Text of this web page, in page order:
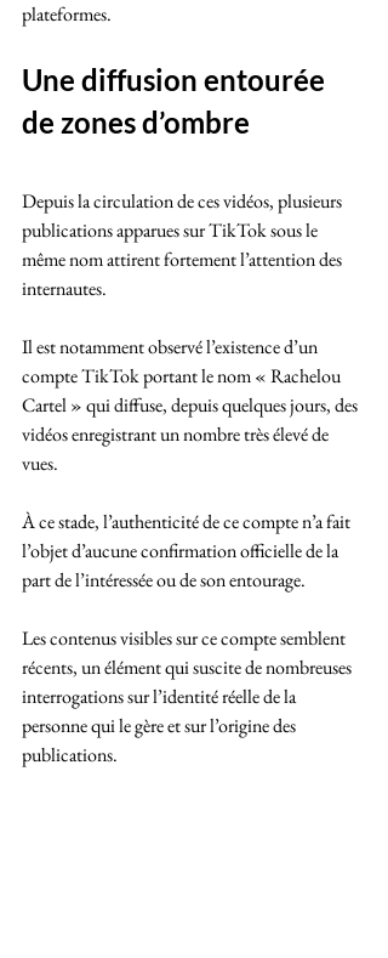
plateformes.
Une diffusion entourée
de zones d’ombre
Depuis la circulation de ces vidéos, plusieurs
publications apparues sur TikTok sous le
même nom attirent fortement l’attention des
internautes.
Il est notamment observé l’existence d’un
compte TikTok portant le nom « Rachelou
Cartel » qui diffuse, depuis quelques jours, des
vidéos enregistrant un nombre très élevé de
vues.
À ce stade, l’authenticité de ce compte n’a fait
l’objet d’aucune confirmation officielle de la
part de l’intéressée ou de son entourage.
Les contenus visibles sur ce compte semblent
récents, un élément qui suscite de nombreuses
interrogations sur l’identité réelle de la
personne qui le gère et sur l’origine des
publications.